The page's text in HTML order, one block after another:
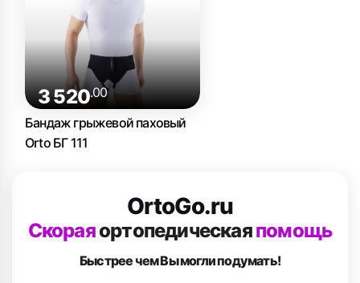
3 520.00
Бандаж грыжевой паховый
Orto БГ 111
OrtoGo.ru
Скораяортопедическаяпомощь
Быстрее чем Вымогли подумать!